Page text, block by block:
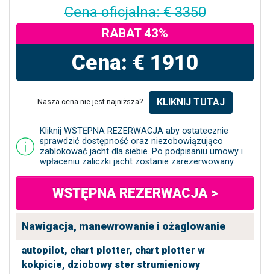
Cena oficjalna: € 3350
RABAT 43%
Cena: € 1910
Nasza cena nie jest najniższa? - KLIKNIJ TUTAJ
Kliknij WSTĘPNA REZERWACJA aby ostatecznie
sprawdzić dostępność oraz niezobowiązująco
zablokować jacht dla siebie. Po podpisaniu umowy i
wpłaceniu zaliczki jacht zostanie zarezerwowany.
WSTĘPNA REZERWACJA >
Nawigacja, manewrowanie i ożaglowanie
autopilot, chart plotter, chart plotter w
kokpicie, dziobowy ster strumieniowy